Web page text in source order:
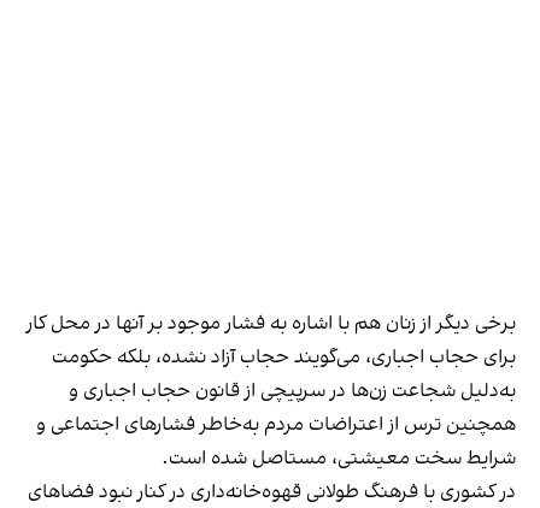
برخی دیگر از زنان هم با اشاره به فشار موجود بر آنها در محل کار
برای حجاب اجباری، می‌گویند حجاب آزاد نشده، بلکه حکومت
به‌دلیل شجاعت زن‌ها در سرپیچی از قانون حجاب اجباری و
همچنین ترس از اعتراضات مردم به‌خاطر فشارهای اجتماعی و
شرایط سخت معیشتی، مستاصل شده است.
در کشوری با فرهنگ طولانی قهوه‌‌خانه‌داری در کنار نبود فضاهای